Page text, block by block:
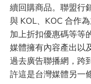
續回購商品。聯盟行
與 KOL、KOC 合作
加上折扣優惠碼等等
媒體擁有內容產出以
過去廣告聯播網，跨
許這是台灣媒體另一